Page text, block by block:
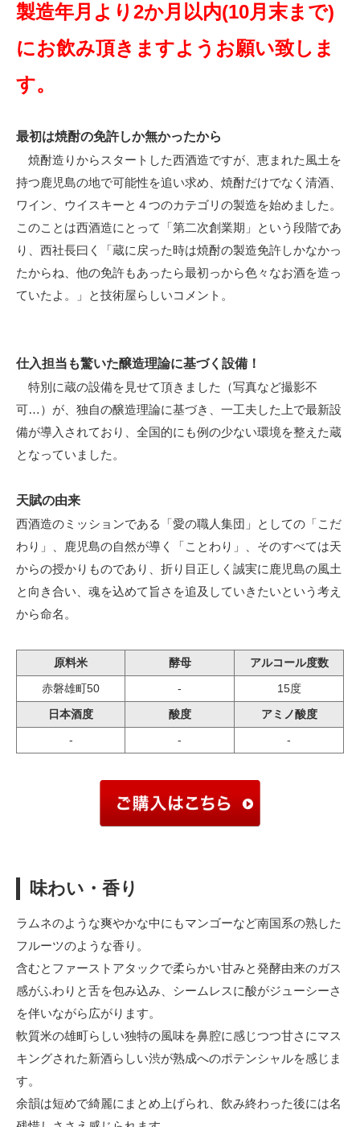
製造年月より2か月以内(10月末まで)
にお飲み頂きますようお願い致しま
す。
最初は焼酎の免許しか無かったから
焼酎造りからスタートした西酒造ですが、恵まれた風土を
持つ鹿児島の地で可能性を追い求め、焼酎だけでなく清酒、
ワイン、ウイスキーと４つのカテゴリの製造を始めました。
このことは西酒造にとって「第二次創業期」という段階であ
り、西社長曰く「蔵に戻った時は焼酎の製造免許しかなかっ
たからね、他の免許もあったら最初っから色々なお酒を造っ
ていたよ。」と技術屋らしいコメント。
仕入担当も驚いた醸造理論に基づく設備！
特別に蔵の設備を見せて頂きました（写真など撮影不
可…）が、独自の醸造理論に基づき、一工夫した上で最新設
備が導入されており、全国的にも例の少ない環境を整えた蔵
となっていました。
天賦の由来
西酒造のミッションである「愛の職人集団」としての「こだ
わり」、鹿児島の自然が導く「ことわり」、そのすべては天
からの授かりものであり、折り目正しく誠実に鹿児島の風土
と向き合い、魂を込めて旨さを追及していきたいという考え
から命名。
原料米 酵母
アルコール度数
赤磐雄町50
-
15度
日本酒度
酸度
アミノ酸度
-
- -
味わい・香り
ラムネのような爽やかな中にもマンゴーなど南国系の熟した
フルーツのような香り。
含むとファーストアタックで柔らかい甘みと発酵由来のガス
感がふわりと舌を包み込み、シームレスに酸がジューシーさ
を伴いながら広がります。
軟質米の雄町らしい独特の風味を鼻腔に感じつつ甘さにマス
キングされた新酒らしい渋が熟成へのポテンシャルを感じま
す。
余韻は短めで綺麗にまとめ上げられ、飲み終わった後には名